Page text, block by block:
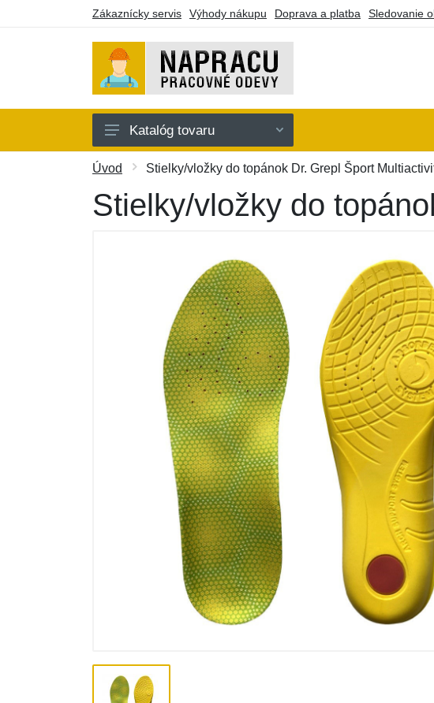
Zákaznícky servis Výhody nákupu Doprava a platba Sledovanie
Oblečenie
Doplnky
Obuv a ponožky
Batohy a púzdra
Darčekové poukazy
Katalóg tovaru
Úvod Stielky/vložky do topánok Dr. Grepl Šport
Stielky/vložky do